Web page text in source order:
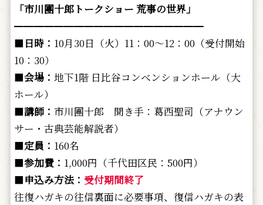
「市川團十郎トークショー 荒事の世界」
━━━━━━━━━━━━━━━━━━━
■ 日時： 10月30日（火）11：00～12：00（受付開始
10：30）
■会場： 地下1階 日比谷コンベンションホール（大
ホール）
■講師： 市川團十郎 聞き手：葛西聖司（アナウン
サー・古典芸能解説者）
■定員： 160名
■参加費： 1,000円（千代田区民：500円）
■申込み方法： 受付期間終了
往復ハガキの往信裏面に必要事項、復信ハガキの表